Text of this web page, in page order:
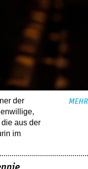
der
aus der
im
MEHR